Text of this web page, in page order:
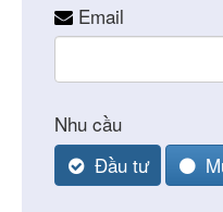
Email
Nhu cầu
Đầu tư